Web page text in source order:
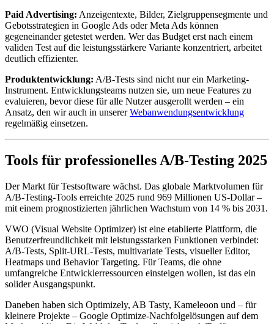
Paid Advertising: Anzeigentexte, Bilder, Zielgruppensegmente und
Gebotsstrategien in Google Ads oder Meta Ads können
gegeneinander getestet werden. Wer das Budget erst nach einem
validen Test auf die leistungsstärkere Variante konzentriert, arbeitet
deutlich effizienter.
Produktentwicklung: A/B-Tests sind nicht nur ein Marketing-
Instrument. Entwicklungsteams nutzen sie, um neue Features zu
evaluieren, bevor diese für alle Nutzer ausgerollt werden – ein
Ansatz, den wir auch in unsererWebanwendungsentwicklung
regelmäßig einsetzen.
Tools für professionelles A/B-Testing 2025
Der Markt für Testsoftware wächst. Das globale Marktvolumen für
A/B-Testing-Tools erreichte 2025 rund 969 Millionen US-Dollar –
mit einem prognostizierten jährlichen Wachstum von 14 % bis 2031.
VWO (Visual Website Optimizer) ist eine etablierte Plattform, die
Benutzerfreundlichkeit mit leistungsstarken Funktionen verbindet:
A/B-Tests, Split-URL-Tests, multivariate Tests, visueller Editor,
Heatmaps und Behavior Targeting. Für Teams, die ohne
umfangreiche Entwicklerressourcen einsteigen wollen, ist das ein
solider Ausgangspunkt.
Daneben haben sich Optimizely, AB Tasty, Kameleoon und – für
kleinere Projekte – Google Optimize-Nachfolgelösungen auf dem